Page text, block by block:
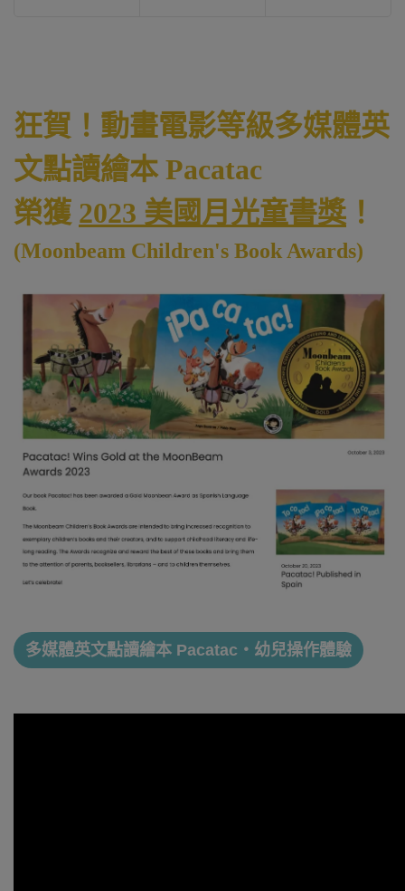
狂賀！動畫電影等級多媒體英
文點讀繪本 Pacatac
榮獲 2023 美國月光童書獎 ！
(Moonbeam Children's Book Awards)
多媒體英文點讀繪本 Pacatac・幼兒操作體驗